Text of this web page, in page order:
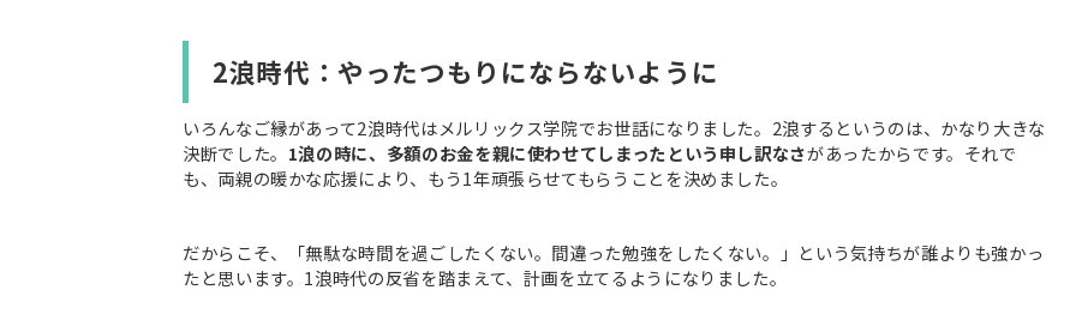
2浪時代：やったつもりにならないように
いろんなご縁があって2浪時代はメルリックス学院でお世話になりました。2浪するというのは、かなり大きな
決断でした。 1浪の時に、多額のお金を親に使わせてしまったという申し訳なさがあったからです。それで
も、両親の暖かな応援により、もう1年頑張らせてもらうことを決めました。
だからこそ、「無駄な時間を過ごしたくない。間違った勉強をしたくない。」という気持ちが誰よりも強かっ
たと思います。1浪時代の反省を踏まえて、計画を立てるようになりました。